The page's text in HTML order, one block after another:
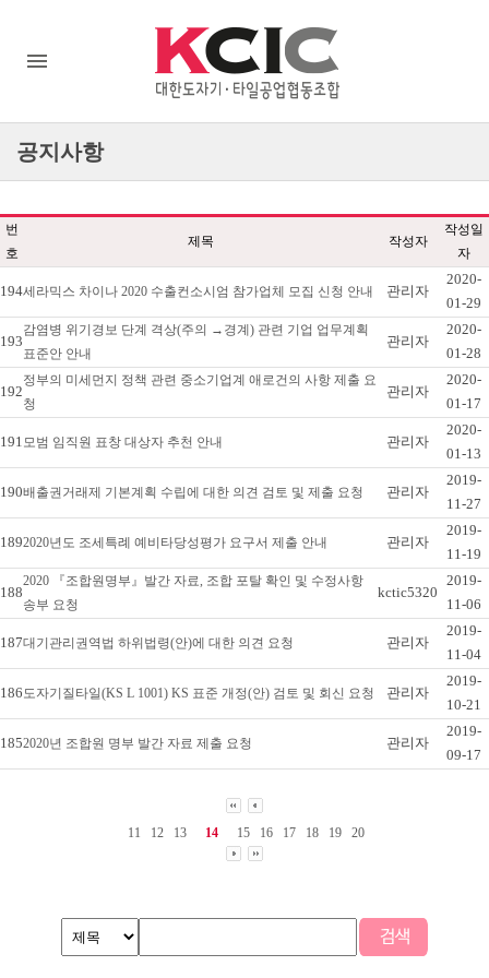
공지사항
번
호
제목 작성자
작성일
자
194세라믹스 차이나 2020 수출컨소시엄 참가업체 모집 신청 안내 관리자
2020-
01-29
193
감염병 위기경보 단계 격상(주의 →경계) 관련 기업 업무계획
표준안 안내
관리자
2020-
01-28
192
정부의 미세먼지 정책 관련 중소기업계 애로건의 사항 제출 요
청
관리자
2020-
01-17
191모범 임직원 표창 대상자 추천 안내 관리자
2020-
01-13
190배출권거래제 기본계획 수립에 대한 의견 검토 및 제출 요청 관리자
2019-
11-27
1892020년도 조세특례 예비타당성평가 요구서 제출 안내 관리자
2019-
11-19
188
2020 『조합원명부』발간 자료, 조합 포탈 확인 및 수정사항
송부 요청
kctic5320
2019-
11-06
187대기관리권역법 하위법령(안)에 대한 의견 요청 관리자
2019-
11-04
186도자기질타일(KS L 1001) KS 표준 개정(안) 검토 및 회신 요청 관리자
2019-
10-21
1852020년 조합원 명부 발간 자료 제출 요청 관리자
2019-
09-17
11 12 13 14 15 16 17 18 19 20